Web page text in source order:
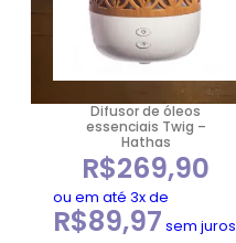
Difusor de óleos
essenciais Twig –
Hathas
R$269,90
ou em até 3x de
R$89,97 sem juros